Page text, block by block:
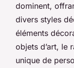
dominent,
divers styles
éléments
objets d’art, le
unique de